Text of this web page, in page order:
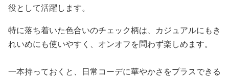
役として活躍します。
特に落ち着いた色合いのチェック柄は、カジュアルにもき
れいめにも使いやすく、オンオフを問わず楽しめます。
一本持っておくと、日常コーデに華やかさをプラスできる